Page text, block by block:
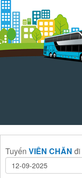
Tuyến VIÊN CHĂN đi